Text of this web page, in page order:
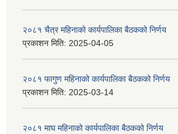
२०८१ चैत्र महिनाको कार्यपालिका बैठकको निर्णय
प्रकाशन मिति: 2025-04-05
२०८१ फागुण महिनाको कार्यपालिका बैठकको निर्णय
प्रकाशन मिति: 2025-03-14
२०८१ माघ महिनाको कार्यपालिका बैठकको निर्णय